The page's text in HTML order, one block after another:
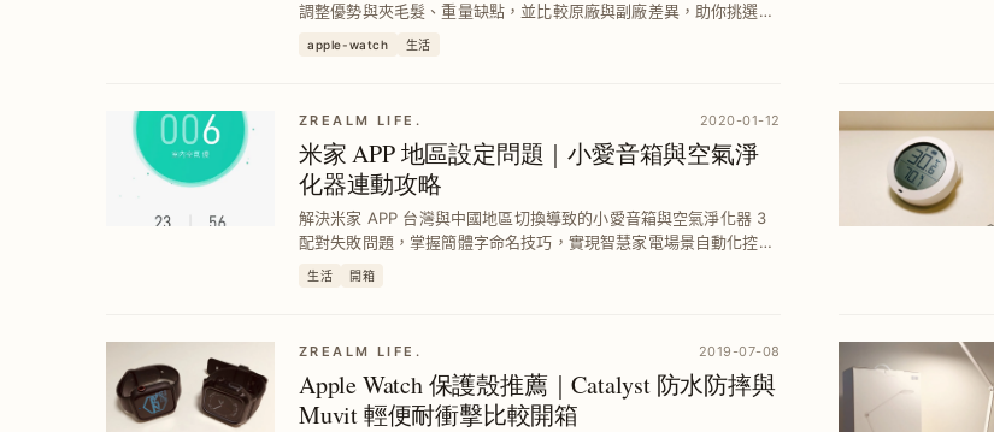
調整優勢與夾毛髮、重量缺點，並比較原廠與副廠差異，助你挑選合
適尺寸與款式，提升穿戴舒適與搭配質感。
apple-watch 生活
ZREALM LIFE. 2020-01-12
米家 APP 地區設定問題｜小愛音箱與空氣淨
化器連動攻略
解決米家 APP 台灣與中國地區切換導致的小愛音箱與空氣淨化器 3
配對失敗問題，掌握簡體字命名技巧，實現智慧家電場景自動化控
制，提升居家空氣品質與使用體驗。
生活 開箱
ZREALM LIFE. 2019-07-08
Apple Watch 保護殼推薦｜Catalyst 防水防摔與
Muvit 輕便耐衝擊比較開箱